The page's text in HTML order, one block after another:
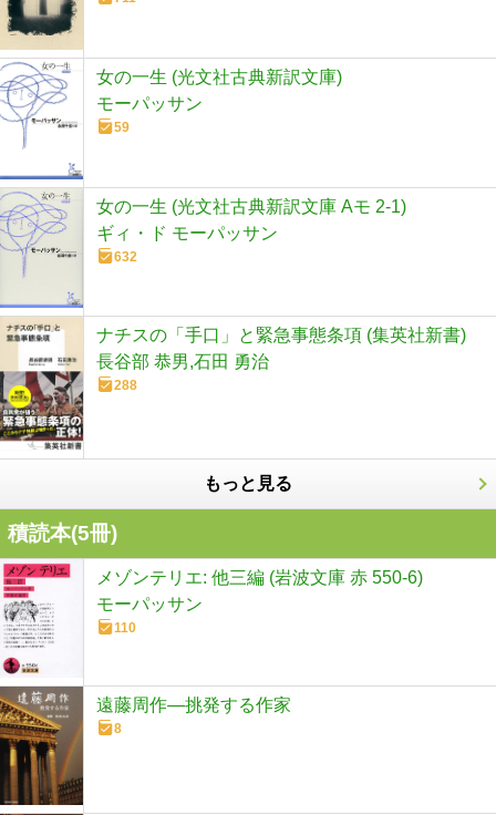
女の一生 (光文社古典新訳文庫)
モーパッサン
59
女の一生 (光文社古典新訳文庫 Aモ 2-1)
ギィ・ド モーパッサン
632
ナチスの「手口」と緊急事態条項 (集英社新書)
長谷部 恭男,石田 勇治
288
もっと見る
積読本(5冊)
メゾンテリエ: 他三編 (岩波文庫 赤 550-6)
モーパッサン
110
遠藤周作―挑発する作家
8